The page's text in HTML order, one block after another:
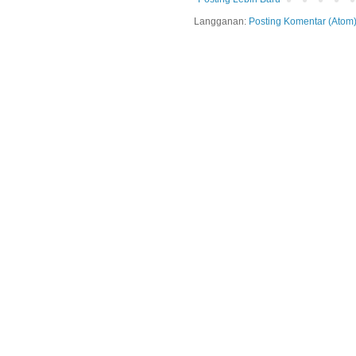
Langganan: Posting Komentar (Atom)